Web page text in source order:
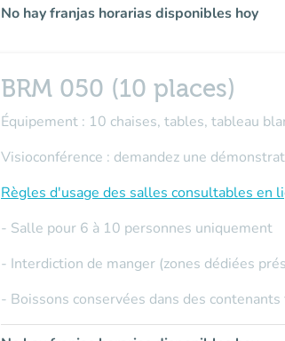
No hay franjas horarias disponibles hoy
BRM 050 (10 places)
Équipement : 10 chaises, tables, tableau
Visioconférence : demandez une
Règles d'usage des salles consultables en
- Salle pour 6 à 10 personnes uniquement
- Interdiction de manger (zones dédiées
- Boissons conservées dans des